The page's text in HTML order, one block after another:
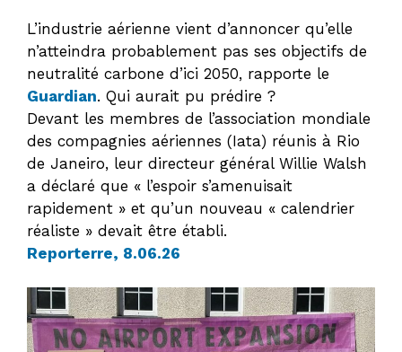
L’industrie aérienne vient d’annoncer qu’elle
n’atteindra probablement pas ses objectifs de
neutralité carbone d’ici 2050, rapporte le
Guardian. Qui aurait pu prédire ?
Devant les membres de l’association mondiale
des compagnies aériennes (Iata) réunis à Rio
de Janeiro, leur directeur général Willie Walsh
a déclaré que « l’espoir s’amenuisait
rapidement » et qu’un nouveau « calendrier
réaliste » devait être établi.
Reporterre, 8.06.26